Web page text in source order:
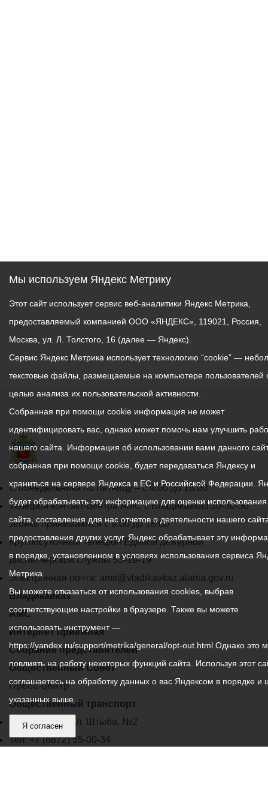
График
работы
администрации
местного
самоуправления
города
Владикавказ:
С понедельника по пятницу – с 9.00 до 18.00
Телефон контакт-центра АМС г. Владикавказ30-30-30
звонки принимаются с 9:00 до 18:00
Круглосуточный телефон Единой дежурной
диспетчерской службы53-19-19
Электронная почта: ams@vladikavkaz.alania.gov.ru
Владикавказ
АМС
Интернет приемная
Собрание представителей
Общественный Совет
Пресс-центр
Общественный транспорт
Владикавказ, пл. Штыба, №2
Тел:+7 (8672) 55-00-34
Мы используем Яндекс Метрику
Этот сайт использует сервис веб-аналитики Яндекс Метрика,
предоставляемый компанией ООО «ЯНДЕКС», 119021, Россия,
Москва, ул. Л. Толстого, 16 (далее — Яндекс).
Сервис Яндекс Метрика использует технологию “cookie” —
текстовые файлы, размещаемые на компьютере пользователей
целью анализа их пользовательской активности.
Собранная при помощи cookie информация не может
идентифицировать вас, однако может помочь нам улучшить
нашего сайта. Информация об использовании вами данного
собранная при помощи cookie, будет передаваться Яндексу и
храниться на сервере Яндекса в ЕС и Российской Федерации.
будет обрабатывать эту информацию для оценки
сайта, составления для нас отчетов о деятельности нашего
предоставления других услуг. Яндекс обрабатывает эту
в порядке, установленном в условиях использования сервиса
Метрика.
Вы можете отказаться от использования cookies, выбрав
соответствующие настройки в браузере. Также вы можете
использовать инструмент —
https://yandex.ru/support/metrika/general/opt-out.html Однако это
повлиять на работу некоторых функций сайта. Используя этот
соглашаетесь на обработку данных о вас Яндексом в порядке и
указанных выше.
Я согласен